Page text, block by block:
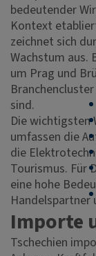
bedeutender
Kontext
zeichnet sich
Wachstum aus.
um Prag und
sind.
Die wichtigsten
umfassen die
die
Tourismus. Für
eine hohe
Importe
Tschechien